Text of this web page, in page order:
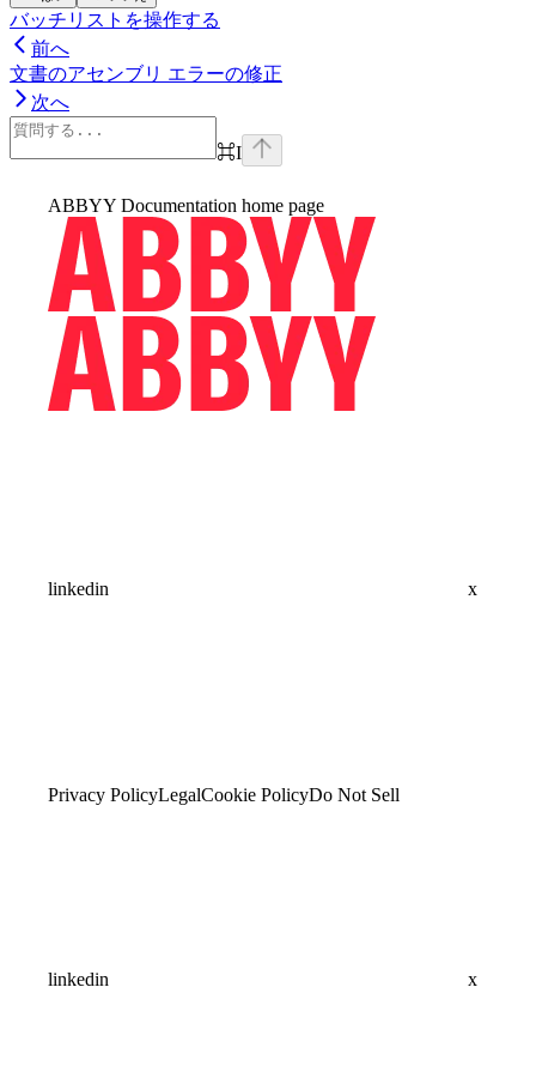
バッチリストを操作する
前へ
文書のアセンブリ エラーの修正
次へ
⌘I
ABBYY Documentation home page
linkedin x
Privacy PolicyLegalCookie PolicyDo Not Sell
linkedin x